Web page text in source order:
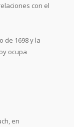
con el
de 1698 y la
ocupa
en